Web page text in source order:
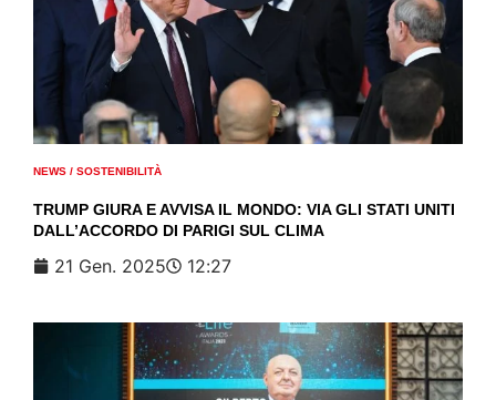
NEWS / SOSTENIBILITÀ
TRUMP GIURA E AVVISA IL MONDO: VIA GLI STATI UNITI
DALL’ACCORDO DI PARIGI SUL CLIMA
21 Gen. 2025 12:27